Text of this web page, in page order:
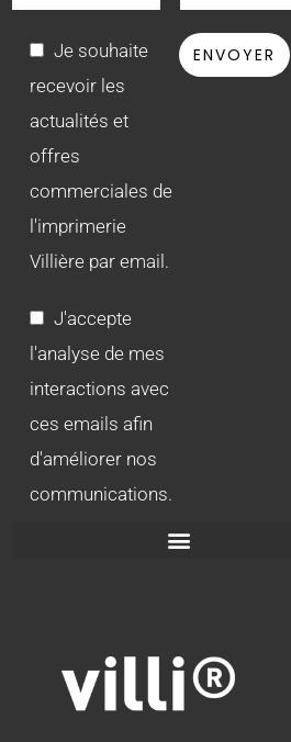
Je souhaite
recevoir les
actualités et
offres
commerciales de
l'imprimerie
Villière par email.
J'accepte
l'analyse de mes
interactions avec
ces emails afin
d'améliorer nos
communications.